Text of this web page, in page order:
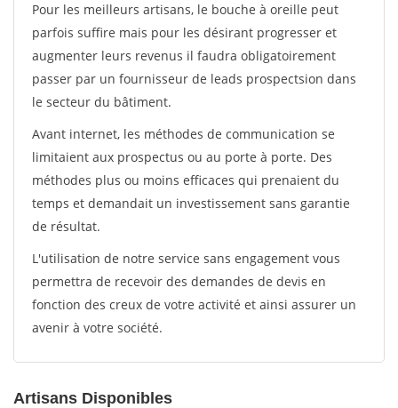
Pour les meilleurs artisans, le bouche à oreille peut
parfois suffire mais pour les désirant progresser et
augmenter leurs revenus il faudra obligatoirement
passer par un fournisseur de leads prospectsion dans
le secteur du bâtiment.
Avant internet, les méthodes de communication se
limitaient aux prospectus ou au porte à porte. Des
méthodes plus ou moins efficaces qui prenaient du
temps et demandait un investissement sans garantie
de résultat.
L'utilisation de notre service sans engagement vous
permettra de recevoir des demandes de devis en
fonction des creux de votre activité et ainsi assurer un
avenir à votre société.
Artisans Disponibles